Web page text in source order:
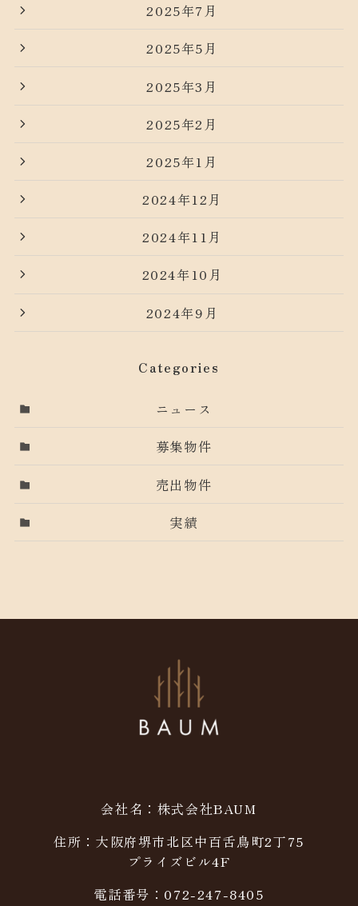
2025年7月
2025年5月
2025年3月
2025年2月
2025年1月
2024年12月
2024年11月
2024年10月
2024年9月
Categories
ニュース
募集物件
売出物件
実績
会社名：株式会社BAUM
住所：大阪府堺市北区中百舌鳥町2丁75
プライズビル4F
電話番号：072-247-8405